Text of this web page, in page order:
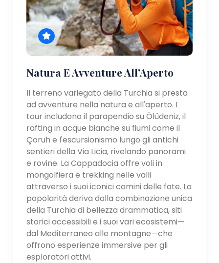
Natura E Avventure All'Aperto
Il terreno variegato della Turchia si presta
ad avventure nella natura e all'aperto. I
tour includono il parapendio su Ölüdeniz, il
rafting in acque bianche su fiumi come il
Çoruh e l'escursionismo lungo gli antichi
sentieri della Via Licia, rivelando panorami
e rovine. La Cappadocia offre voli in
mongolfiera e trekking nelle valli
attraverso i suoi iconici camini delle fate. La
popolarità deriva dalla combinazione unica
della Turchia di bellezza drammatica, siti
storici accessibili e i suoi vari ecosistemi—
dal Mediterraneo alle montagne—che
offrono esperienze immersive per gli
esploratori attivi.